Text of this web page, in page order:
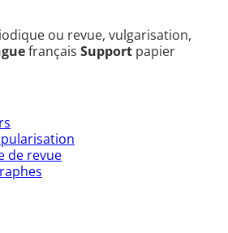
ou revue, vulgarisation,
français Support papier
de revue